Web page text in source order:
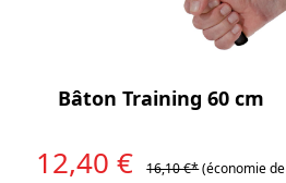
Bâton Training 60 cm
12,40 € 16,10 €*(économie de